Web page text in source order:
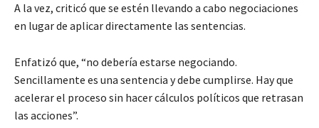
A la vez, criticó que se estén llevando a cabo negociaciones
en lugar de aplicar directamente las sentencias.
Enfatizó que, “no debería estarse negociando.
Sencillamente es una sentencia y debe cumplirse. Hay que
acelerar el proceso sin hacer cálculos políticos que retrasan
las acciones”.